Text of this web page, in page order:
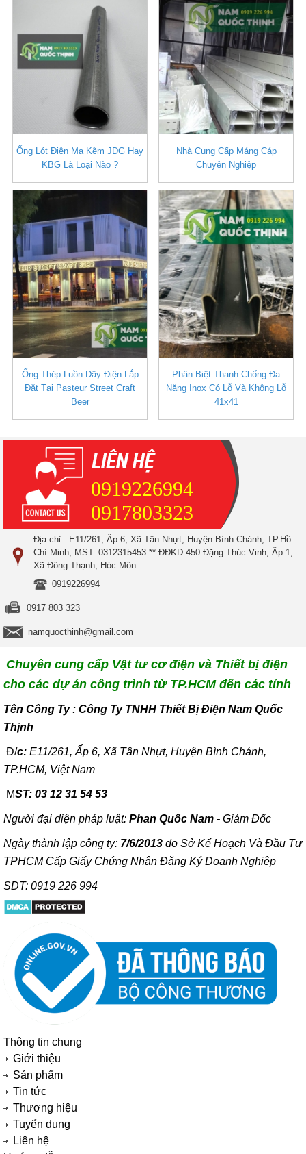
Ống Lót Điện Mạ Kẽm JDG Hay
KBG Là Loại Nào ?
Nhà Cung Cấp Máng Cáp
Chuyên Nghiệp
Ống Thép Luồn Dây Điện Lắp
Đặt Tại Pasteur Street Craft
Beer
Phân Biệt Thanh Chống Đa
Năng Inox Có Lỗ Và Không Lỗ
41x41
0919226994
0917803323
Địa chỉ : E11/261, Ấp 6, Xã Tân Nhựt, Huyện Bình Chánh, TP.Hồ
Chí Minh, MST: 0312315453 ** ĐĐKD:450 Đặng Thúc Vinh, Ấp 1,
Xã Đông Thạnh, Hóc Môn
0919226994
0917 803 323
namquocthinh@gmail.com
Chuyên cung cấp Vật tư cơ điện và Thiết bị điện
cho các dự án công trình từ TP.HCM đến các tỉnh
Tên Công Ty : Công Ty TNHH Thiết Bị Điện Nam Quốc
Thịnh
Đ/c: E11/261, Ấp 6, Xã Tân Nhựt, Huyện Bình Chánh,
TP.HCM, Việt Nam
MST: 03 12 31 54 53
Người đại diện pháp luật: Phan Quốc Nam - Giám Đốc
Ngày thành lập công ty: 7/6/2013 do Sở Kế Hoạch Và Đầu Tư
TPHCM Cấp Giấy Chứng Nhận Đăng Ký Doanh Nghiệp
SDT: 0919 226 994
Thông tin chung
Giới thiệu
Sản phẩm
Tin tức
Thương hiệu
Tuyển dụng
Liên hệ